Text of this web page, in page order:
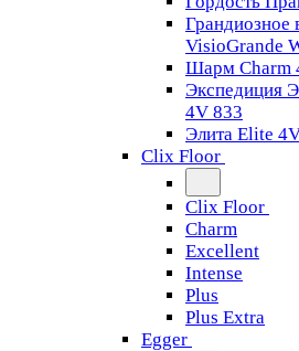
Грандиозное
VisioGrande
Шарм Charm
Экспедиция
4V 833
Элита Elite
Clix Floor
Clix Floor
Charm
Excellent
Intense
Plus
Plus Extra
Egger